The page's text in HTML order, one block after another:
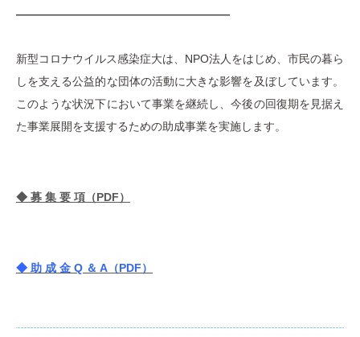
———————————————————
新型コロナウイルス感染症大は、NPO法人をはじめ、市民の暮ら
しを支える公益的な団体の活動に大きな影響を及ぼしています。
このような状況下において事業を継続し、今後の回復期を見据え
た事業展開を支援するための助成事業を実施します。
◆ 募 集 要 項（PDF）
◆ 助 成 金 Q ＆ A（PDF）